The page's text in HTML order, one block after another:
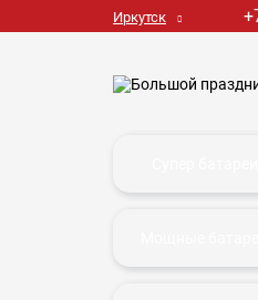
Иркутск